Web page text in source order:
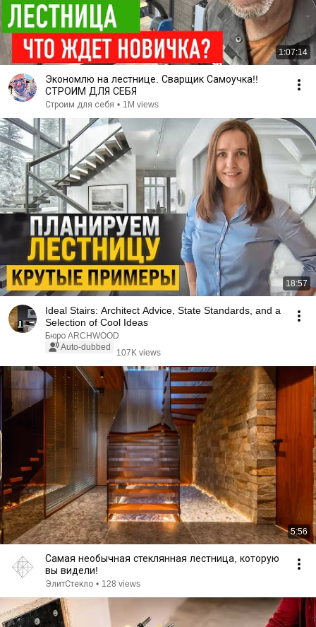
1:07:14
Экономлю на лестнице. Сварщик Самоучка!!
СТРОИМ ДЛЯ СЕБЯ
Строим для себя • 1M views
18:57
Ideal Stairs: Architect Advice, State Standards, and a
Selection of Cool Ideas
Бюро ARCHWOOD
Auto-dubbed
107K views
5:56
Самая необычная стеклянная лестница, которую
вы видели!
ЭлитСтекло • 128 views